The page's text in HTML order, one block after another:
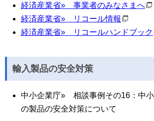
経済産業省» 事業者のみなさまへ
経済産業省» リコール情報
経済産業省» リコールハンドブック
輸入製品の安全対策
中小企業庁» 相談事例その16：中
の製品の安全対策について